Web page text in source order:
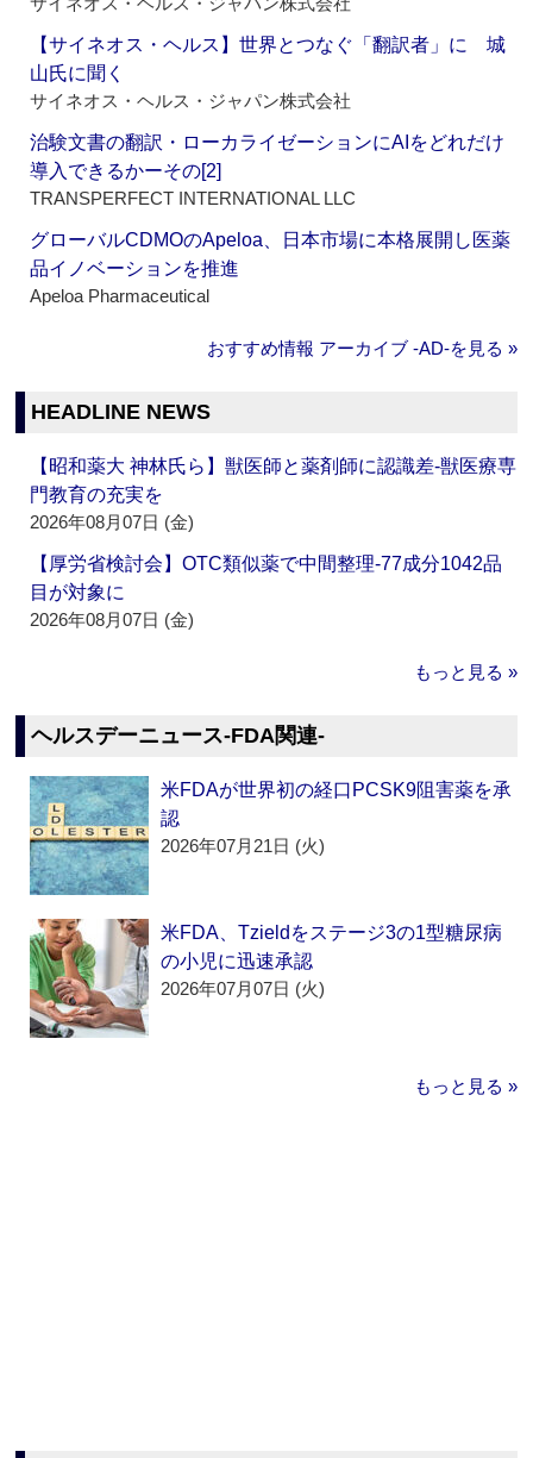
【サイネオス・ヘルス】世界とつなぐ「翻訳者」に 城
山氏に聞く
サイネオス・ヘルス・ジャパン株式会社
治験文書の翻訳・ローカライゼーションにAIをどれだけ
導入できるかーその[2]
TRANSPERFECT INTERNATIONAL LLC
グローバルCDMOのApeloa、日本市場に本格展開し医薬
品イノベーションを推進
Apeloa Pharmaceutical
おすすめ情報 アーカイブ ‐AD‐を見る »
HEADLINE NEWS
【昭和薬大 神林氏ら】獣医師と薬剤師に認識差‐獣医療専
門教育の充実を
2026年08月07日 (金)
【厚労省検討会】OTC類似薬で中間整理‐77成分1042品
目が対象に
2026年08月07日 (金)
もっと見る »
ヘルスデーニュース‐FDA関連‐
米FDAが世界初の経口PCSK9阻害薬を承
認
2026年07月21日 (火)
米FDA、Tzieldをステージ3の1型糖尿病
の小児に迅速承認
2026年07月07日 (火)
もっと見る »